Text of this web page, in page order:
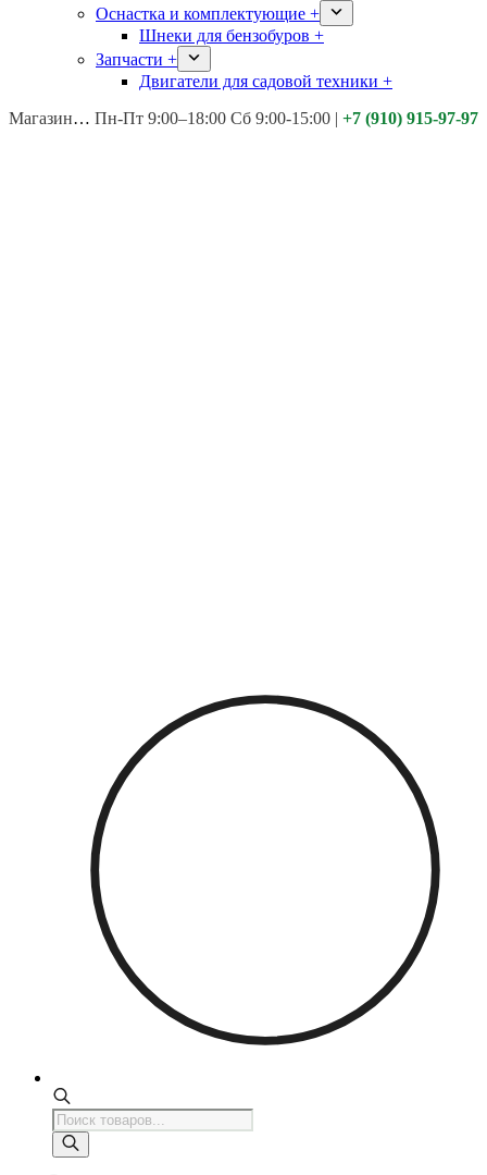
Оснастка и комплектующие +
Шнеки для бензобуров +
Запчасти +
Двигатели для садовой техники +
Магазины: Калуга ул. Московская д.113
Пн-Пт 9:00–18:00 Сб 9:00-15:00 | +7 (910) 915-97-97
Поиск
товаров